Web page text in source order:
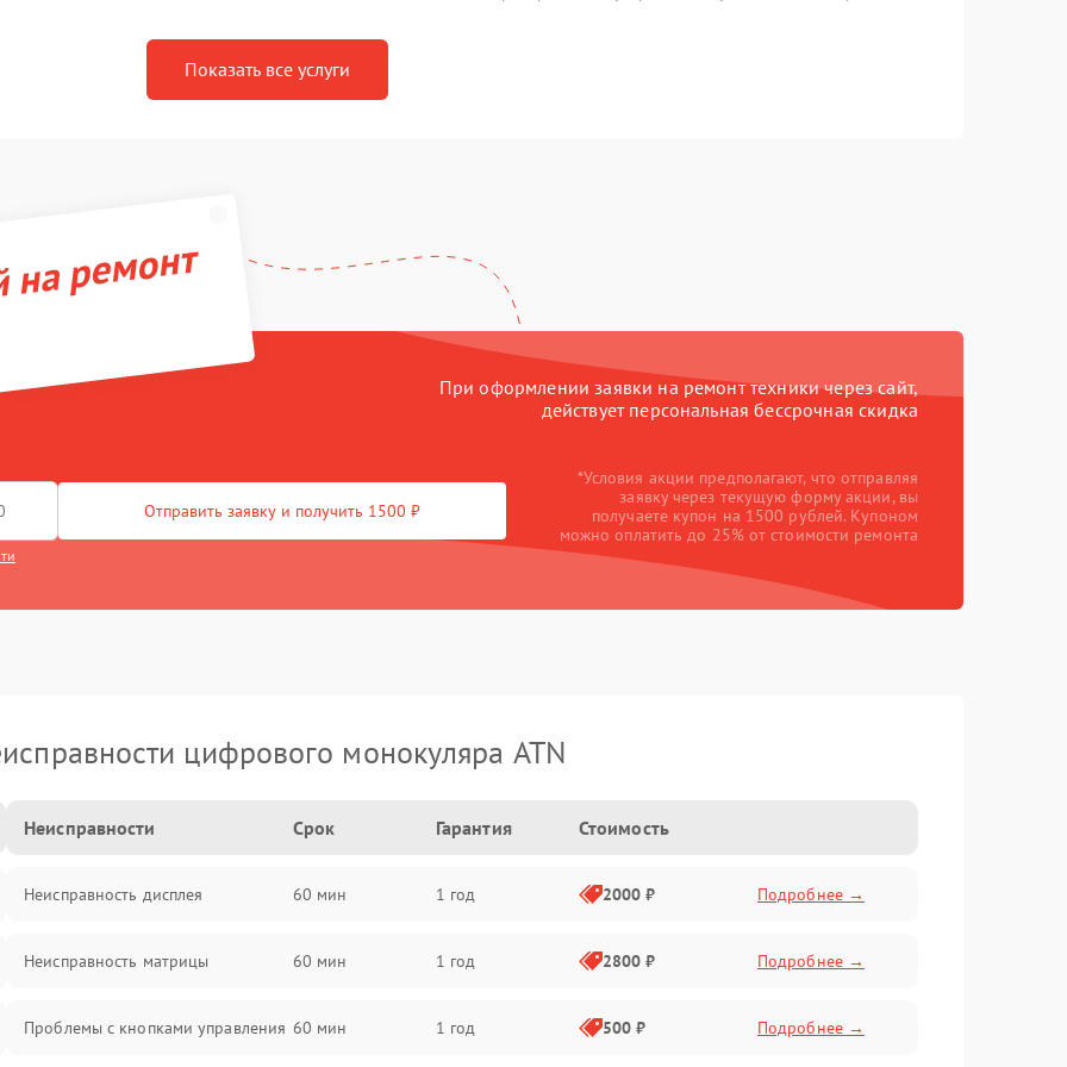
Показать все услуги
ремонт
При оформлении заявки на ремонт техники через сайт,
действует персональная бессрочная скидка
Отправить заявку и получить 1500 ₽
*Условия акции предполагают, что отправляя
заявку через текущую форму акции, вы
получаете купон на 1500 рублей. Купоном
можно оплатить до 25% от стоимости ремонта
цифрового монокуляра ATN
Неисправности Срок Гарантия Стоимость
Неисправность дисплея 60 мин 1 год 2000 ₽ Подробнее →
Неисправность матрицы 60 мин 1 год 2800 ₽ Подробнее →
Проблемы с кнопками управления 60 мин 1 год 500 ₽ Подробнее →